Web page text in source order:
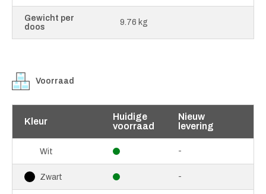
Gewicht per
doos
9.76 kg
Voorraad
Kleur
Huidige
voorraad
Nieuw
levering
Wit -
Zwart -